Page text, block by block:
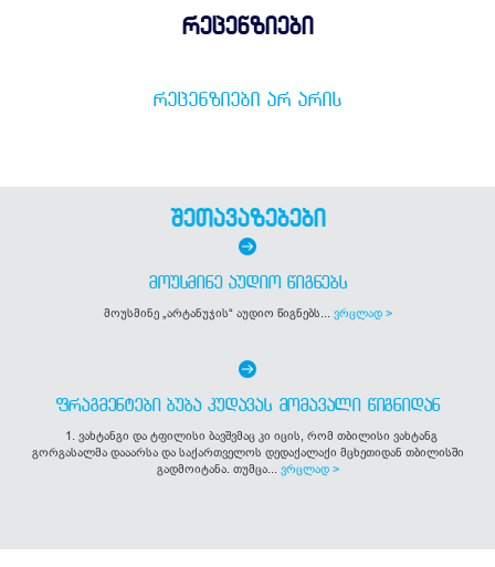
რეცენზიები
ᲠᲔᲪᲔᲜᲖᲘᲔᲑᲘ ᲐᲠ ᲐᲠᲘᲡ
შეთავაზებები
ᲛᲝᲣᲡᲛᲘᲜᲔ ᲐᲣᲓᲘᲝ ᲬᲘᲒᲜᲔᲑᲡ
მოუსმინე „არტანუჯის“ აუდიო წიგნებს... ვრცლად >
ᲤᲠᲐᲒᲛᲔᲜᲢᲔᲑᲘ ᲑᲣᲑᲐ ᲙᲣᲓᲐᲕᲐᲡ ᲛᲝᲛᲐᲕᲐᲚᲘ ᲬᲘᲒᲜᲘᲓᲐᲜ
1. ვახტანგი და ტფილისი ბავშვმაც კი იცის, რომ თბილისი ვახტანგ
გორგასალმა დააარსა და საქართველოს დედაქალაქი მცხეთიდან თბილისში
გადმოიტანა. თუმცა... ვრცლად >